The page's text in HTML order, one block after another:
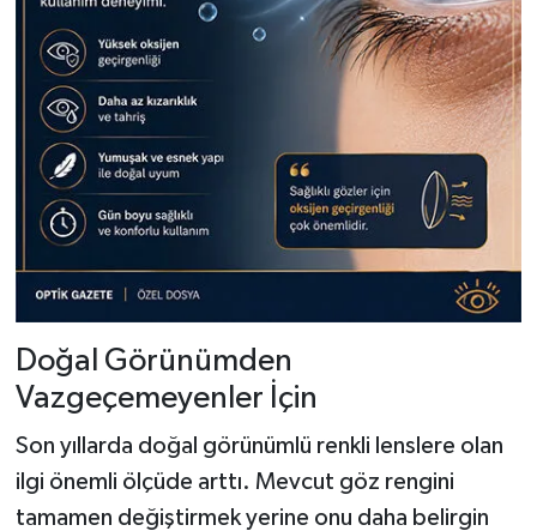
Doğal Görünümden
Vazgeçemeyenler İçin
Son yıllarda doğal görünümlü renkli lenslere olan
ilgi önemli ölçüde arttı. Mevcut göz rengini
tamamen değiştirmek yerine onu daha belirgin